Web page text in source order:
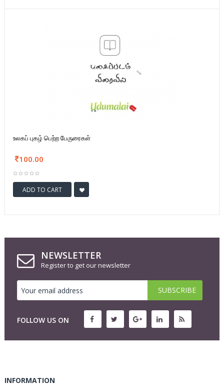
உலகப் புகழ் பெற்ற பேருரைகள்
100.00
ADD TO CART
NEWSLETTER
Register to get our newsletter
FOLLOW US ON
INFORMATION